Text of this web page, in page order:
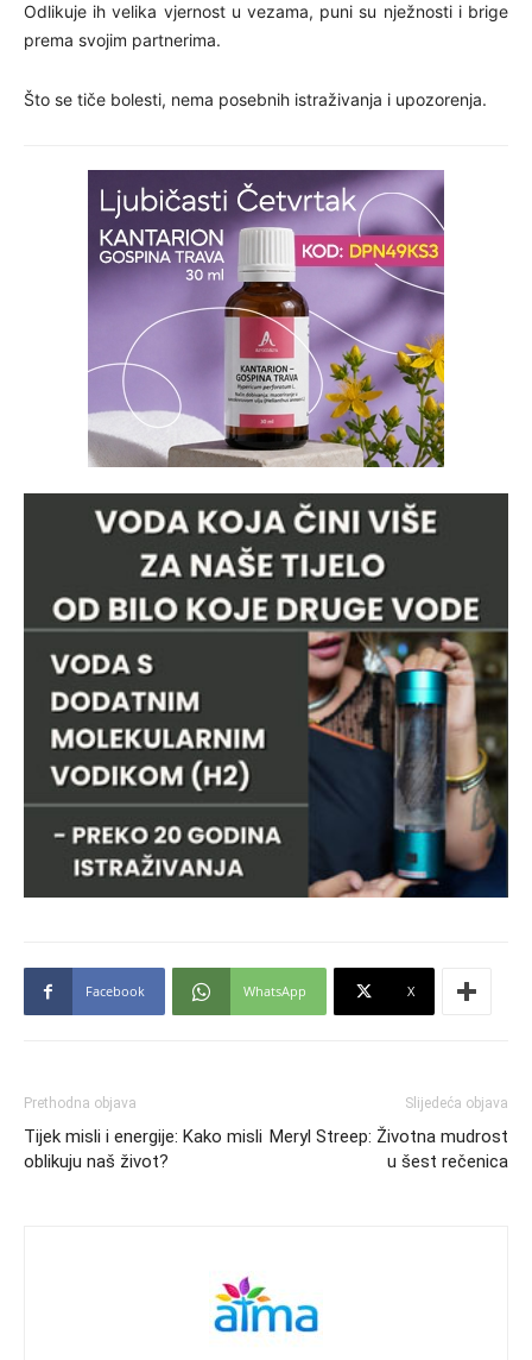
Odlikuje ih velika vjernost u vezama, puni su nježnosti i brige
prema svojim partnerima.
Što se tiče bolesti, nema posebnih istraživanja i upozorenja.
Facebook WhatsApp X
Prethodna objava
Tijek misli i energije: Kako misli
oblikuju naš život?
Slijedeća objava
Meryl Streep: Životna mudrost
u šest rečenica